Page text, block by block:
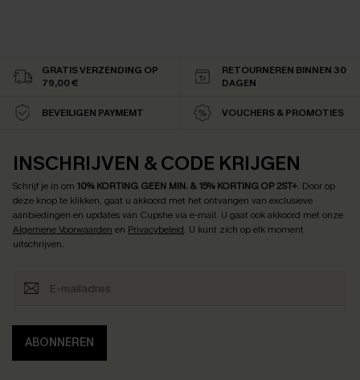
GRATIS VERZENDING OP
79,00 €
RETOURNEREN BINNEN 30
DAGEN
BEVEILIGEN PAYMEMT VOUCHERS & PROMOTIES
INSCHRIJVEN & CODE KRIJGEN
Schrijf je in om 10% KORTING GEEN MIN. & 15% KORTING OP 2ST+. Door op
deze knop te klikken, gaat u akkoord met het ontvangen van exclusieve
aanbiedingen en updates van Cupshe via e-mail. U gaat ook akkoord met onze
Algemene Voorwaarden en Privacybeleid. U kunt zich op elk moment
uitschrijven.
ABONNEREN